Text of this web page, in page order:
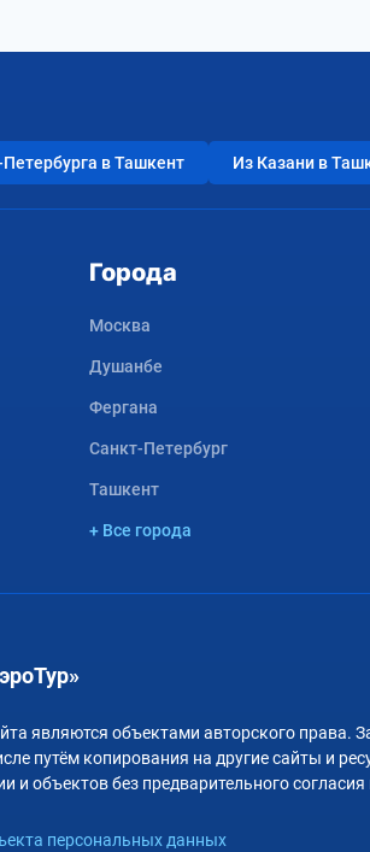
в Ташкент Из Казани в
Города
Москва
Душанбе
Фергана
Санкт-Петербург
Ташкент
+ Все города
являются объектами авторского права.
путём копирования на другие сайты и
и объектов без предварительного
персональных данных